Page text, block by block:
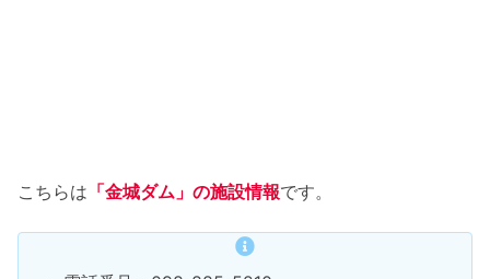
こちらは 「金城ダム」の施設情報です。